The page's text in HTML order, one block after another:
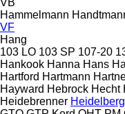
Hammelmann
VF
Hang
103 LO 103 SP 107-20
Hankook Hanna Hans
Hartford Hartmann
Hayward Hebrock Hecht
Heidebrenner Heidelberg